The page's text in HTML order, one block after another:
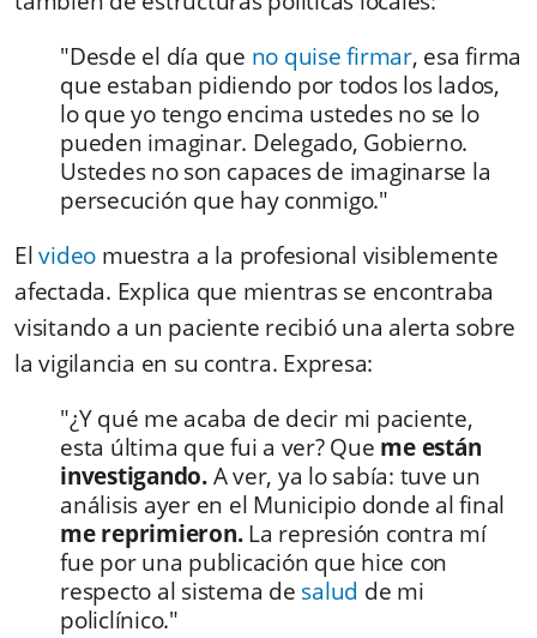
"Desde el día que no quise firmar, esa firma
que estaban pidiendo por todos los lados,
lo que yo tengo encima ustedes no se lo
pueden imaginar. Delegado, Gobierno.
Ustedes no son capaces de imaginarse la
persecución que hay conmigo."
Elvideo muestra a la profesional visiblemente
afectada. Explica que mientras se encontraba
visitando a un paciente recibió una alerta sobre
la vigilancia en su contra. Expresa:
"¿Y qué me acaba de decir mi paciente,
esta última que fui a ver? Que me están
investigando.A ver, ya lo sabía: tuve un
análisis ayer en el Municipio donde al final
me reprimieron.La represión contra mí
fue por una publicación que hice con
respecto al sistema de salud de mi
policlínico."